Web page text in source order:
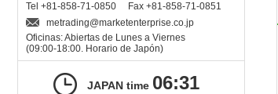
Tel +81-858-71-0850 Fax +81-858-71-0851
metrading
marketenterprise.co.jp
Oficinas: Abiertas de Lunes a Viernes
(09:00-18:00. Horario de Japón)
JAPAN time 06:31